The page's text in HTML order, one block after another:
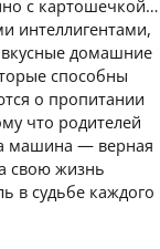
с картошечкой…
интеллигентами,
домашние
способны
о пропитании
что родителей
машина — верная
свою жизнь
в судьбе каждого